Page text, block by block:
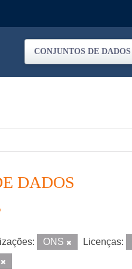
CONJUNTOS DE DADOS
DADOS
ONS Licenças: